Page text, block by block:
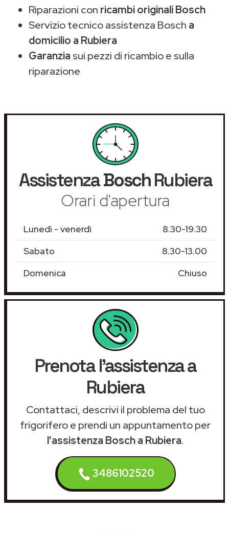
Riparazioni con ricambi originali Bosch
Servizio tecnico assistenza Bosch a
domicilio a Rubiera
Garanzia sui pezzi di ricambio e sulla
riparazione
AssistenzaBoschRubiera
Orari d'apertura
Lunedì - venerdì
8.30-19.30
Sabato
8.30-13.00
Domenica
Chiuso
Prenota l'assistenza a
Rubiera
Contattaci, descrivi il problema del tuo
frigorifero e prendi un appuntamento per
l'assistenza Bosch a Rubiera.
3486102520